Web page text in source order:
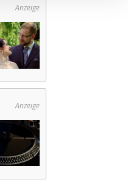
Anzeige
Anzeige